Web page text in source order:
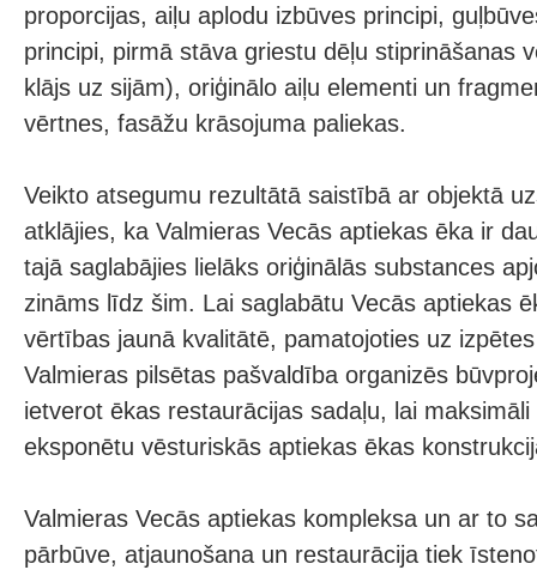
proporcijas, aiļu aplodu izbūves principi,
principi, pirmā stāva griestu dēļu stiprināšanas
klājs uz sijām), oriģinālo aiļu elementi un
vērtnes, fasāžu krāsojuma paliekas.
Veikto atsegumu rezultātā saistībā ar objektā
atklājies, ka Valmieras Vecās aptiekas ēka ir
tajā saglabājies lielāks oriģinālās substances
zināms līdz šim. Lai saglabātu Vecās aptiekas
vērtības jaunā kvalitātē, pamatojoties uz
Valmieras pilsētas pašvaldība organizēs
ietverot ēkas restaurācijas sadaļu, lai
eksponētu vēsturiskās aptiekas ēkas
Valmieras Vecās aptiekas kompleksa un ar to
pārbūve, atjaunošana un restaurācija tiek